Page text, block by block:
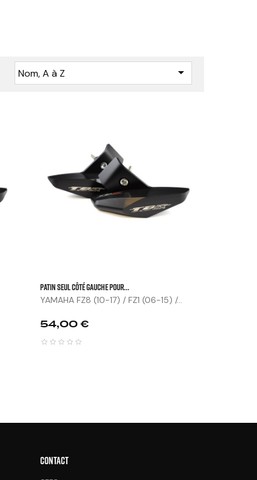
Nom, A à Z 
Patin Seul Côté Gauche Pour...
YAMAHA FZ8 (10-17) / FZ1 (06-15) /...
Prix
54,00 €
CONTACT